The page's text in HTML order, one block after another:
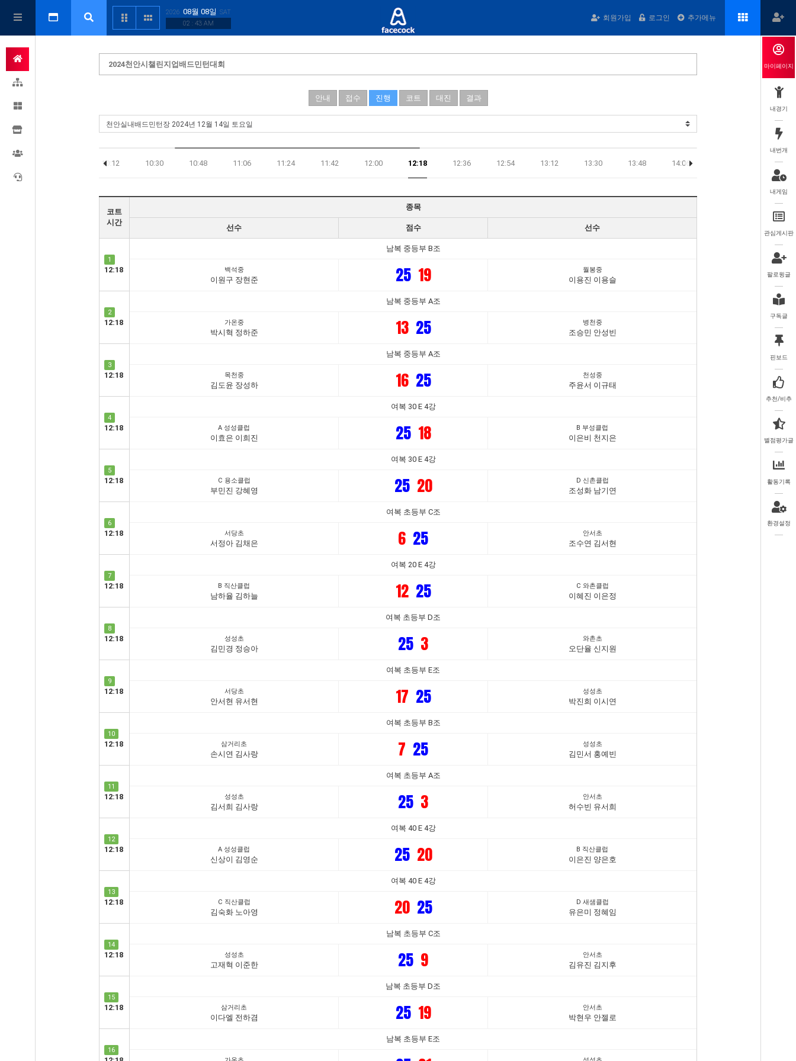
2026 08월 08일 SAT
02 : 43 AM
회원가입 로그인 추가메뉴
2024천안시챌린지업배드민턴대회
안내 접수 진행 코트 대진 결과
10:12 10:30 10:48 11:06 11:24 11:42 12:00 12:18 12:36 12:54 13:12 13:30 13:48 14:06 14:42
코트
시간
종목
선수 점수 선수
1
12:18
남복 중등부 B조
백석중
이원구 장현준 25 19 월봉중
이용진 이용슬
2
12:18
남복 중등부 A조
가온중
박시혁 정하준 13 25 병천중
조승민 안성빈
3
12:18
남복 중등부 A조
목천중
김도윤 장성하 16 25 천성중
주윤서 이규태
4
12:18
여복 30 E 4강
A 성성클럽
이효은 이희진 25 18 B 부성클럽
이은비 천지은
5
12:18
여복 30 E 4강
C 용소클럽
부민진 강혜영 25 20 D 신촌클럽
조성화 남기연
6
12:18
여복 초등부 C조
서당초
서정아 김채은 6 25 안서초
조수연 김서현
7
12:18
여복 20 E 4강
B 직산클럽
남하율 김하늘 12 25 C 와촌클럽
이혜진 이은정
8
12:18
여복 초등부 D조
성성초
김민경 정승아 25 3 와촌초
오단율 신지원
9
12:18
여복 초등부 E조
서당초
안서현 유서현 17 25 성성초
박진희 이시연
10
12:18
여복 초등부 B조
삼거리초
손시연 김사랑 7 25 성성초
김민서 홍예빈
11
12:18
여복 초등부 A조
성성초
김서희 김사랑 25 3 안서초
허수빈 유서희
12
12:18
여복 40 E 4강
A 성성클럽
신상이 김영순 25 20 B 직산클럽
이은진 양은호
13
12:18
여복 40 E 4강
C 직산클럽
김숙화 노아영 20 25 D 새샘클럽
유은미 정혜임
14
12:18
남복 초등부 C조
성성초
고재혁 이준한 25 9 안서초
김유진 김지후
15
12:18
남복 초등부 D조
삼거리초
이다엘 전하겸 25 19 안서초
박현우 안젤로
16
남복 초등부 E조
마이페이지
내경기
내번개
내게임
관심게시판
팔로윙글
구독글
핀보드
추천/비추
별점평가글
활동기록
환경설정